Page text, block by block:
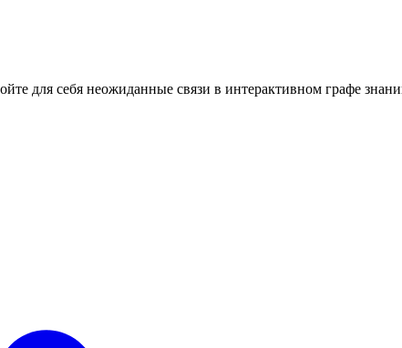
для себя неожиданные связи в интерактивном графе